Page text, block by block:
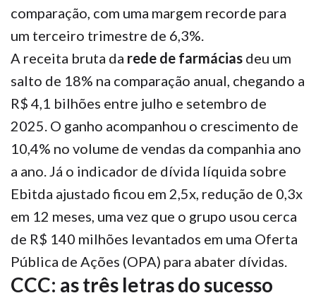
comparação, com uma margem recorde para
um terceiro trimestre de 6,3%.
A receita bruta da rede de farmácias deu um
salto de 18% na comparação anual, chegando a
R$ 4,1 bilhões entre julho e setembro de
2025. O ganho acompanhou o crescimento de
10,4% no volume de vendas da companhia ano
a ano. Já o indicador de dívida líquida sobre
Ebitda ajustado ficou em 2,5x, redução de 0,3x
em 12 meses, uma vez que o grupo usou cerca
de R$ 140 milhões levantados em uma Oferta
Pública de Ações (OPA) para abater dívidas.
CCC: as três letras do sucesso